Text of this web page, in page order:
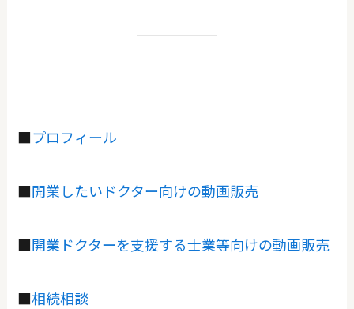
■プロフィール
■開業したいドクター向けの動画販売
■開業ドクターを支援する士業等向けの動画販売
■相続相談